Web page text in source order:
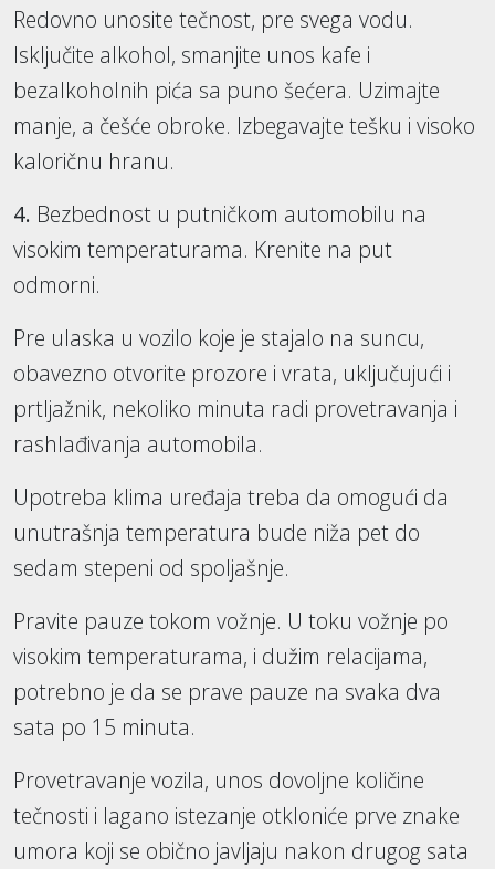
Redovno unosite tečnost, pre svega vodu.
Isključite alkohol, smanjite unos kafe i
bezalkoholnih pića sa puno šećera. Uzimajte
manje, a češće obroke. Izbegavajte tešku i visoko
kaloričnu hranu.
4. Bezbednost u putničkom automobilu na
visokim temperaturama. Krenite na put
odmorni.
Pre ulaska u vozilo koje je stajalo na suncu,
obavezno otvorite prozore i vrata, uključujući i
prtljažnik, nekoliko minuta radi provetravanja i
rashlađivanja automobila.
Upotreba klima uređaja treba da omogući da
unutrašnja temperatura bude niža pet do
sedam stepeni od spoljašnje.
Pravite pauze tokom vožnje. U toku vožnje po
visokim temperaturama, i dužim relacijama,
potrebno je da se prave pauze na svaka dva
sata po 15 minuta.
Provetravanje vozila, unos dovoljne količine
tečnosti i lagano istezanje otkloniće prve znake
umora koji se obično javljaju nakon drugog sata